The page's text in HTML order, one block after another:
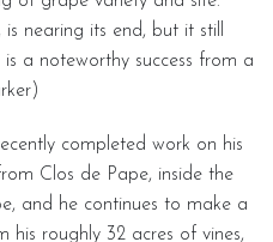
nearing its end, but it still
a noteworthy success from a
completed work on his
Clos de Pape, inside the
and he continues to make a
his roughly 32 acres of vines,